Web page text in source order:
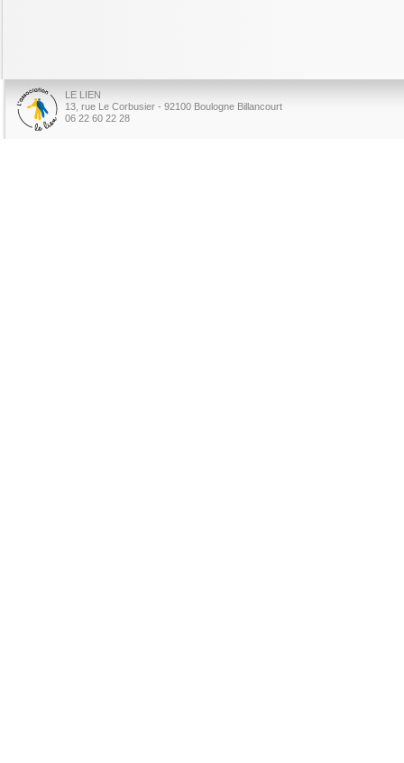
LE LIEN
13, rue Le Corbusier - 92100 Boulogne Billancourt
06 22 60 22 28